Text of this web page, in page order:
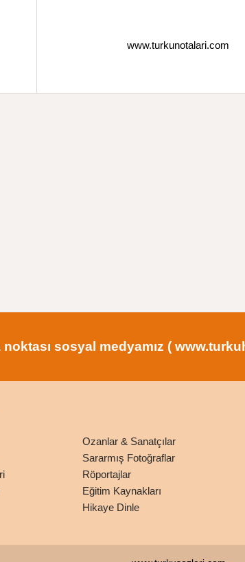
www.turkunotalari.com
sosyal medyamız (
Ozanlar & Sanatçılar
Sararmış Fotoğraflar
Röportajlar
Eğitim Kaynakları
Hikaye Dinle